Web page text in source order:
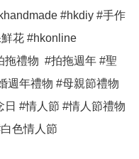
#hkdiy #手作
花 #hkonline
禮物  #拍拖週年 #聖
週年禮物 #母親節禮物
#情人節 #情人節禮物
色情人節